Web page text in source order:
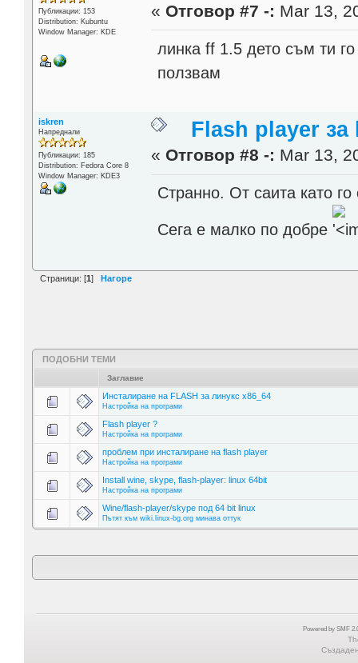
Публикации: 153
Distribution: Kubuntu
Window Manager: KDE
« Отговор #7 -: Mar 13,
линка ff 1.5 дето съм ти
ползвам
iskren
Напреднали
Публикации: 185
Distribution: Fedora Core 8
Window Manager: KDE3
Flash player за
« Отговор #8 -: Mar 13,
Странно. От саита като
Сега е малко по добре
Страници: [1] Нагоре
ПОДОБНИ ТЕМИ
Заглавие
Инсталиране на FLASH за линукс x86_64
Настройка на програми
Flash player ?
Настройка на програми
проблем при инсталиране на flash player
Настройка на програми
Install wine, skype, flash-player: linux 64bit
Настройка на програми
Wine/flash-player/skype под 64 bit linux
Пътят към wiki.linux-bg.org минава оттук
Powered by SMF